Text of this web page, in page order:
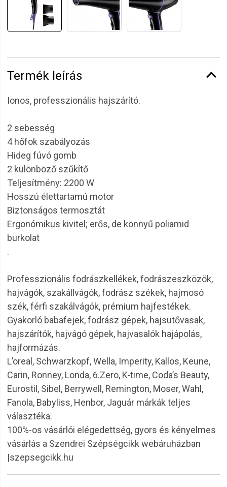
Termék leírás
Ionos, professzionális hajszárító.
2 sebesség
4 hőfok szabályozás
Hideg fúvó gomb
2 különböző szűkítő
Teljesítmény: 2200 W
Hosszú élettartamú motor
Biztonságos termosztát
Ergonómikus kivitel; erős, de könnyű poliamid
burkolat
.
Professzionális fodrászkellékek, fodrászeszközök,
hajvágók, szakállvágók, fodrász székek, hajmosó
szék, férfi szakálvágók, prémium hajfestékek.
Gyakorló babafejek, fodrász gépek, hajsütővasak,
hajszárítók, hajvágó gépek, hajvasalók hajápolás,
hajformázás.
L’oreal, Schwarzkopf, Wella, Imperity, Kallos, Keune,
Carin, Ronney, Londa, 6.Zero, K-time, Coda’s Beauty,
Eurostil, Sibel, Berrywell, Remington, Moser, Wahl,
Fanola, Babyliss, Henbor, Jaguár márkák teljes
választéka.
100%-os vásárlói elégedettség, gyors és kényelmes
vásárlás a Szendrei Szépségcikk webáruházban
|szepsegcikk.hu